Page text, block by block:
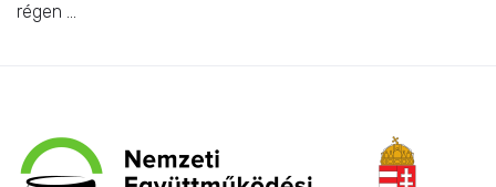
régen ...